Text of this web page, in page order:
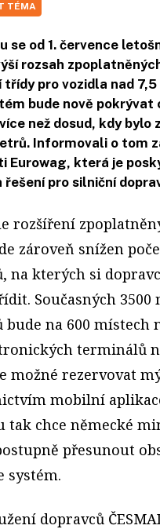
TÉMA
se od 1. července
rozsah
třídy pro vozidla nad
bude nově pokrývat
než dosud, kdy bylo
Informovali o tom
Eurowag, která je
pro silniční
rozšíření
zároveň snížen
na kterých si
Současných 3500
na 600 místech
terminálů
možné rezervovat
mobilní
tak chce německé
přesunout
systém.
dopravců